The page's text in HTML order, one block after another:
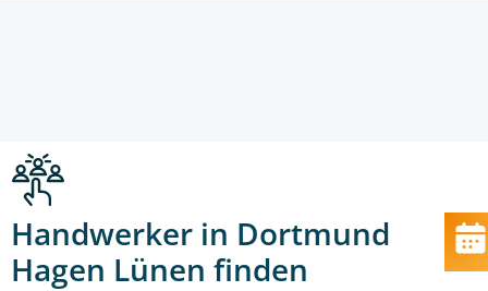
Handwerker in Dortmund
Hagen Lünen finden